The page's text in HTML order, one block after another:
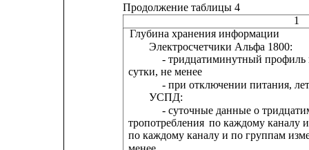
Продолжение таблицы 4
1
Глубина хранения информации
Электросчетчики Альфа 1800:
- тридцатиминутный профиль
сутки, не менее
- при отключении питания,
УСПД:
- суточные данные о
тропотребления по каждому каналу
по каждому каналу и по группам